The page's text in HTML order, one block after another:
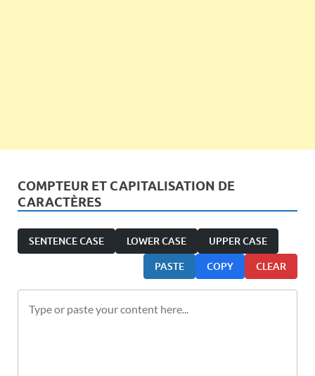
COMPTEUR ET CAPITALISATION DE
CARACTÈRES
SENTENCE CASE LOWER CASE UPPER CASE
PASTE COPY CLEAR